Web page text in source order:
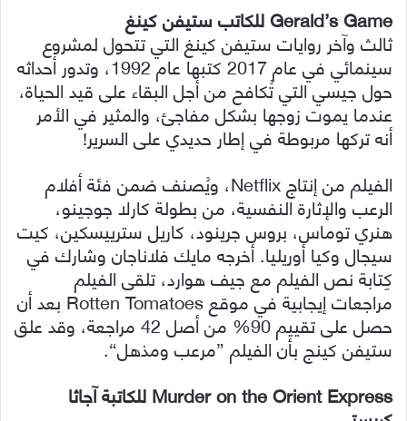
Gerald’s Game للكاتب ستيفن كينغ
ثالث وآخر روايات ستيفن كينغ التي تتحول لمشروع
سينمائي في عام 2017 كتبها عام 1992، وتدور أحداثه
حول جيسي التي تُكافح من أجل البقاء على قيد الحياة،
عندما يموت زوجها بشكل مفاجئ، والمثير في الأمر
أنه تركها مربوطة في إطار حديدي على السرير!
الفيلم من إنتاج Netflix، ويُصنف ضمن فئة أفلام
الرعب والإثارة النفسية، من بطولة كارلا جوجينو،
هنري توماس، بروس جرينود، كاريل سترييسكين، كيت
سيجال وكيا أوريليا. أخرجه مايك فلاناجان وشارك في
كِتابة نص الفيلم مع جيف هوارد، تلقى الفيلم
مراجعات إيجابية في موقع Rotten Tomatoes بعد أن
حصل على تقييم 90% من أصل 42 مراجعة، وقد علق
ستيفن كينج بأن الفيلم ”مرعب ومذهل“.
Murder on the Orient Express للكاتبة آجاثا